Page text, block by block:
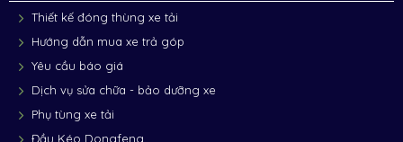
Thiết kế đóng thùng xe tải
Hướng dẫn mua xe trả góp
Yêu cầu báo giá
Dịch vụ sửa chữa - bảo dưỡng xe
Phụ tùng xe tải
Đầu Kéo Dongfeng